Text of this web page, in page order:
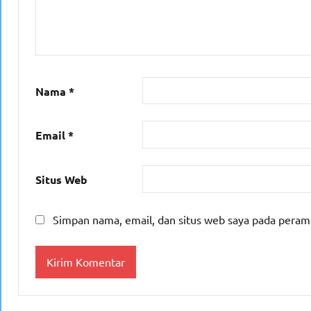
Nama *
Email*
Situs Web
Simpan nama, email, dan situs web saya pada